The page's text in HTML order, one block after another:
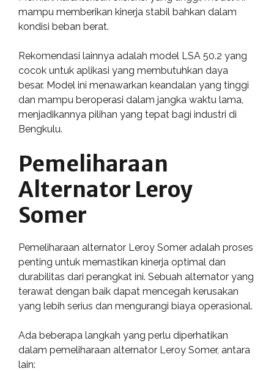
mampu memberikan kinerja stabil bahkan dalam
kondisi beban berat.
Rekomendasi lainnya adalah model LSA 50.2 yang
cocok untuk aplikasi yang membutuhkan daya
besar. Model ini menawarkan keandalan yang tinggi
dan mampu beroperasi dalam jangka waktu lama,
menjadikannya pilihan yang tepat bagi industri di
Bengkulu.
Pemeliharaan
Alternator Leroy
Somer
Pemeliharaan alternator Leroy Somer adalah proses
penting untuk memastikan kinerja optimal dan
durabilitas dari perangkat ini. Sebuah alternator yang
terawat dengan baik dapat mencegah kerusakan
yang lebih serius dan mengurangi biaya operasional.
Ada beberapa langkah yang perlu diperhatikan
dalam pemeliharaan alternator Leroy Somer, antara
lain: